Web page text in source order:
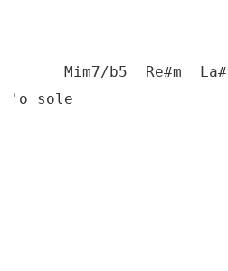
Mim7/b5  Re#m  La#
'o sole